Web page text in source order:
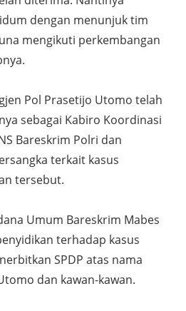
dengan menunjuk tim
mengikuti perkembangan
Pol Prasetijo Utomo telah
sebagai Kabiro Koordinasi
Bareskrim Polri dan
terkait kasus
tersebut.
Umum Bareskrim Mabes
terhadap kasus
SPDP atas nama
dan kawan-kawan.